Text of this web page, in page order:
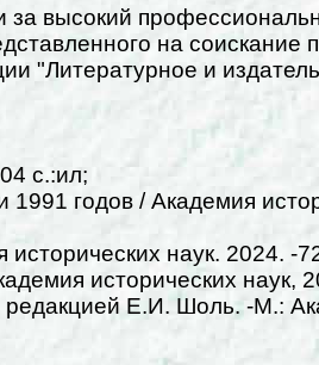
высокий
на соискание
"Литературное и
с.:ил;
годов / Академия
наук. 2024. -
исторических наук,
Е.И. Шоль. -М.: